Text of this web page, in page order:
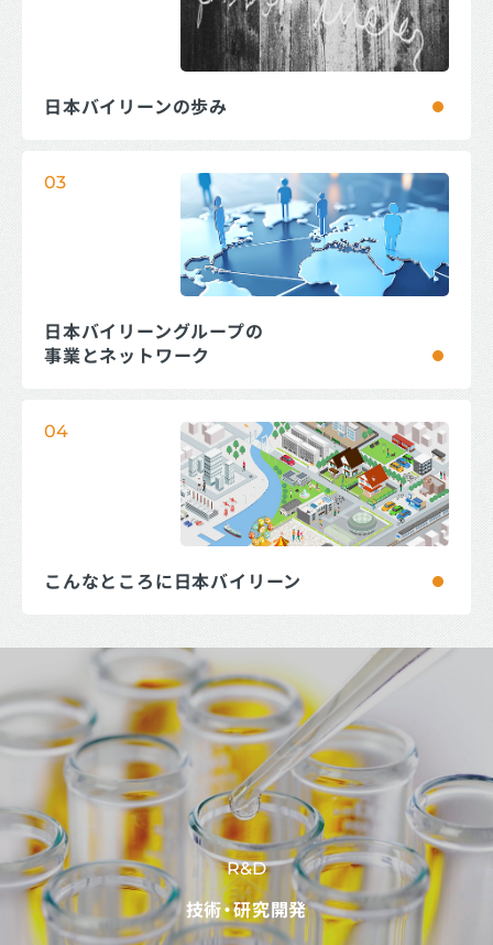
日本バイリーンの歩み
03
日本バイリーングループの
事業とネットワーク
04
こんなところに日本バイリーン
R&D
技術・研究開発